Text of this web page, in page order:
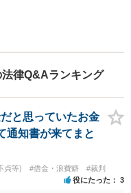
これからも
いと考え
律Q&Aランキング
と思っていたお金
通知書が来てまと
貞等) #借金・浪費癖 #裁判
役にたった 3